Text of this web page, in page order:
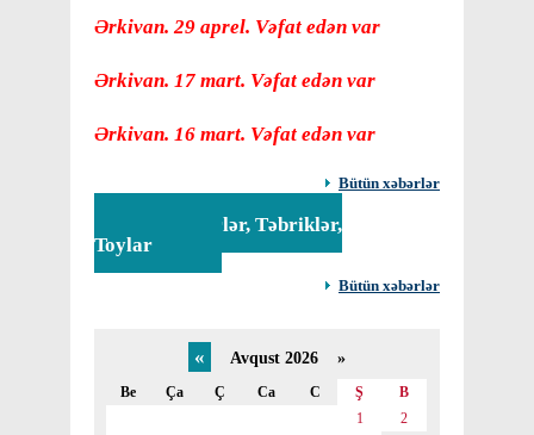
Ərkivan. 29 aprel. Vəfat edən var
Ərkivan. 17 mart. Vəfat edən var
Ərkivan. 16 mart. Vəfat edən var
Bütün xəbərlər
Tədbirlər, Təbriklər,
Toylar
Bütün xəbərlər
« Avqust 2026 »
Be Ça Ç Ca C Ş
B
1
2